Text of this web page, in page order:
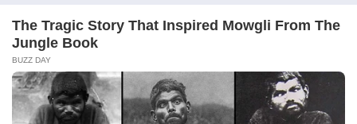
Македонија Балкан и Свет